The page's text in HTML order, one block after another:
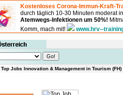
Kostenloses Corona-Immun-Kraft-
durch täglich 10-30 Minuten moderat
Atemwegs-Infektionen um 50%!
Komm, mach mit!
www.hrv--
Top Jobs Innovation & Management in Tourism (FH)